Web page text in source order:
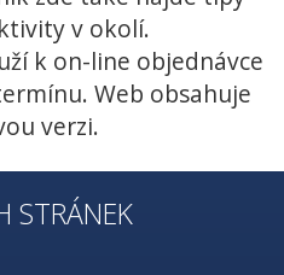
v okolí.
k on-line objednávce
Web obsahuje
verzi.
STRÁNEK